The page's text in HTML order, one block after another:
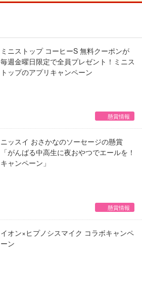
ミニストップ コーヒーS 無料クーポンが
毎週金曜日限定で全員プレゼント！ミニス
トップのアプリキャンペーン
懸賞情報
ニッスイ おさかなのソーセージの懸賞
「がんばる中高生に夜おやつでエールを！
キャンペーン」
懸賞情報
イオン×ヒプノシスマイク コラボキャンペ
ーン